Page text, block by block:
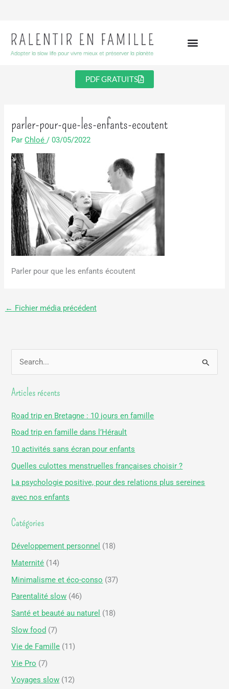
PDF GRATUITS
parler-pour-que-les-enfants-ecoutent
ParChloé/03/05/2022
Parler pour que les enfants écoutent
← Fichier média précédent
c
r
c
h
e
r
:
Articles récents
Road trip en Bretagne : 10 jours en famille
Road trip en famille dans l’Hérault
10 activités sans écran pour enfants
Quelles culottes menstruelles françaises choisir ?
La psychologie positive, pour des relations plus sereines
avec nos enfants
Catégories
Développement personnel (18)
Maternité (14)
Minimalisme et éco-conso (37)
Parentalité slow (46)
Santé et beauté au naturel (18)
Slow food (7)
Vie de Famille (11)
Vie Pro (7)
Voyages slow (12)